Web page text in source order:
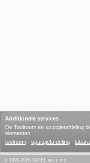
Additionele services
De Toolroom en spuitgietafdeling
elementen.
toolroom · spuitgietafdeling ·
© 1990-2026 SATEL sp. z o.o.